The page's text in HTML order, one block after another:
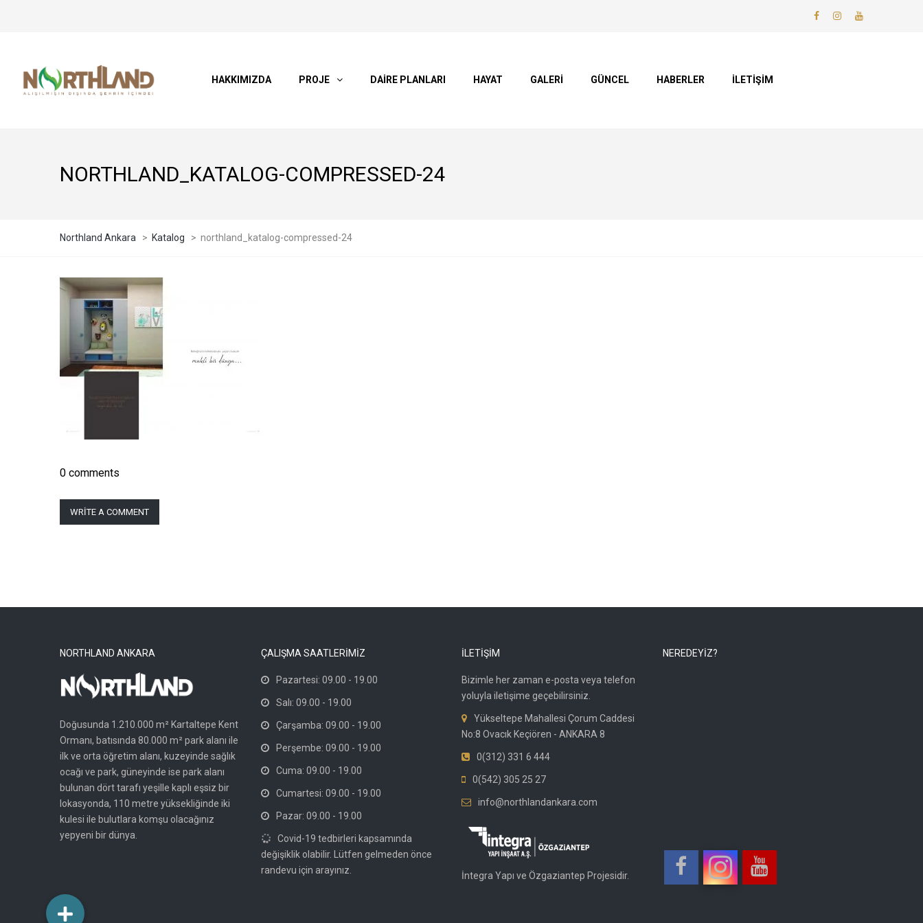
HAKKIMIZDA PROJE DAİRE PLANLARI HAYAT GALERİ GÜNCEL HABERLER İLETİŞİM
NORTHLAND_KATALOG-COMPRESSED-24
Northland Ankara > Katalog > northland_katalog-compressed-24
0 comments
WRITE A COMMENT
NORTHLAND ANKARA
Doğusunda 1.210.000 m² Kartaltepe Kent
Ormanı, batısında 80.000 m² park alanı ile
ilk ve orta öğretim alanı, kuzeyinde sağlık
ocağı ve park, güneyinde ise park alanı
bulunan dört tarafı yeşille kaplı eşsiz bir
lokasyonda, 110 metre yüksekliğinde iki
kulesi ile bulutlara komşu olacağınız
yepyeni bir dünya.
ÇALIŞMA SAATLERİMİZ
Pazartesi: 09.00 - 19.00
Salı: 09.00 - 19.00
Çarşamba: 09.00 - 19.00
Perşembe: 09.00 - 19.00
Cuma: 09.00 - 19.00
Cumartesi: 09.00 - 19.00
Pazar: 09.00 - 19.00
Covid-19 tedbirleri kapsamında
değişiklik olabilir. Lütfen gelmeden önce
randevu için arayınız.
İLETİŞİM
Bizimle her zaman e-posta veya telefon
yoluyla iletişime geçebilirsiniz.
Yükseltepe Mahallesi Çorum Caddesi
No:8 Ovacık Keçiören - ANKARA 8
0(312) 331 6 444
0(542) 305 25 27
info@northlandankara.com
İntegra Yapı ve Özgaziantep Projesidir.
NEREDEYİZ?